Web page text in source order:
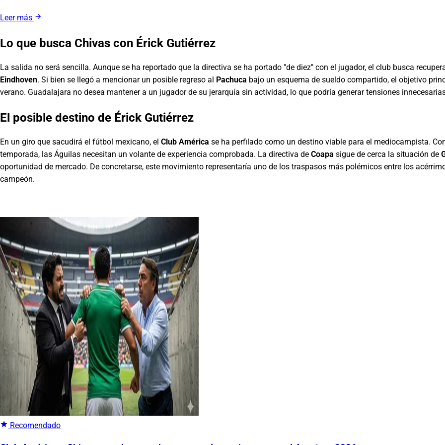
Leer más
Lo que busca Chivas con Érick Gutiérrez
La salida no será sencilla. Aunque se ha reportado que la directiva se ha portado "de diez" con el jugador, el club busca
Eindhoven. Si bien se llegó a mencionar un posible regreso al Pachuca bajo un esquema de sueldo compartido, el objetivo
verano. Guadalajara no desea mantener a un jugador de su jerarquía sin actividad, lo que podría generar tensiones
El posible destino de Érick Gutiérrez
En un giro que sacudirá el fútbol mexicano, el Club América se ha perfilado como un destino viable para el mediocampista.
temporada, las Águilas necesitan un volante de experiencia comprobada. La directiva de Coapa sigue de cerca la situación de
oportunidad de mercado. De concretarse, este movimiento representaría uno de los traspasos más polémicos entre los
campeón.
Recomendado